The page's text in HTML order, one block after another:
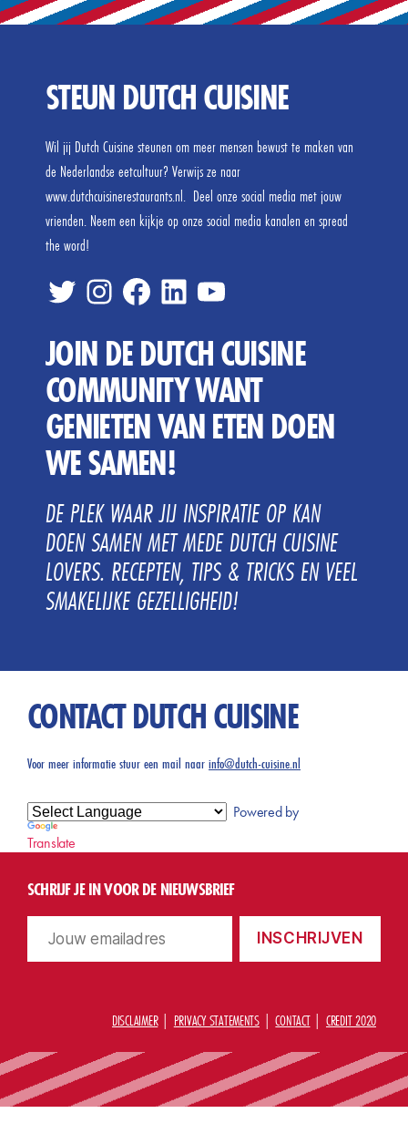
STEUN DUTCH CUISINE
Wil jij Dutch Cuisine steunen om meer mensen bewust te maken van
de Nederlandse eetcultuur? Verwijs ze naar
www.dutchcuisinerestaurants.nl. Deel onze social media met jouw
vrienden. Neem een kijkje op onze social media kanalen en spread
the word!
twitterinste FB linkedtube
JOIN DE DUTCH CUISINE
COMMUNITY WANT
GENIETEN VAN ETEN DOEN
WE SAMEN!
DE PLEK WAAR JIJ INSPIRATIE OP KAN
DOEN SAMEN MET MEDE DUTCH CUISINE
LOVERS. RECEPTEN, TIPS & TRICKS EN VEEL
SMAKELIJKE GEZELLIGHEID!
CONTACT DUTCH CUISINE
Voor meer informatie stuur een mail naarinfo@dutch-cuisine.nl
Powered by
Translate
SCHRIJF JE IN VOOR DE NIEUWSBRIEF
DISCLAIMER PRIVACY STATEMENTS CONTACT CREDIT 2020
©
0
O
m
h